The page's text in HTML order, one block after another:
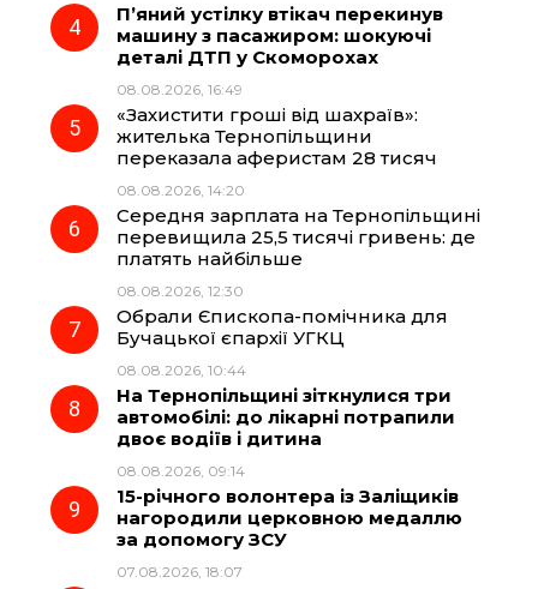
П’яний устілку втікач перекинув
машину з пасажиром: шокуючі
деталі ДТП у Скоморохах
08.08.2026, 16:49
«Захистити гроші від шахраїв»:
жителька Тернопільщини
переказала аферистам 28 тисяч
08.08.2026, 14:20
Середня зарплата на Тернопільщині
перевищила 25,5 тисячі гривень: де
платять найбільше
08.08.2026, 12:30
Обрали Єпископа-помічника для
Бучацької єпархії УГКЦ
08.08.2026, 10:44
На Тернопільщині зіткнулися три
автомобілі: до лікарні потрапили
двоє водіїв і дитина
08.08.2026, 09:14
15-річного волонтера із Заліщиків
нагородили церковною медаллю
за допомогу ЗСУ
07.08.2026, 18:07